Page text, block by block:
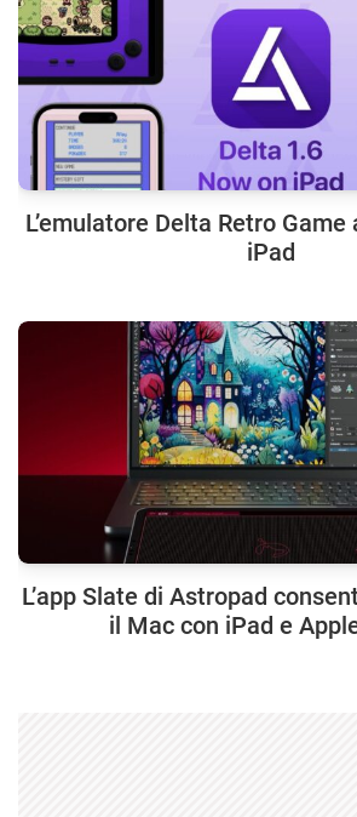
L’emulatore Delta Retro
iPad
L’app Slate di Astropad
il Mac con iPad e